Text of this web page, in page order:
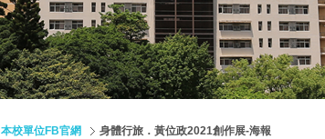
本校單位FB官網 身體行旅．黃位政2021創作展-海報